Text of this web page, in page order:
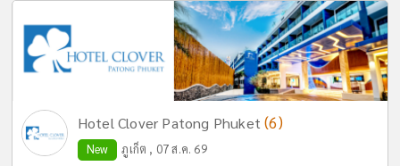
Hotel Clover Patong Phuket(6)
New ภูเก็ต , 07 ส.ค. 69